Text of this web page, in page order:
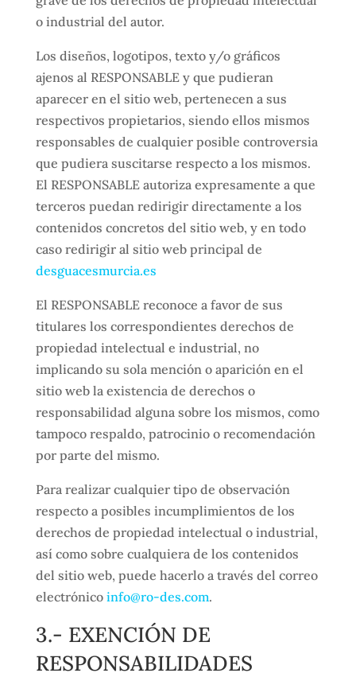
o industrial del autor.
Los diseños, logotipos, texto y/o gráficos
ajenos al RESPONSABLE y que pudieran
aparecer en el sitio web, pertenecen a sus
respectivos propietarios, siendo ellos mismos
responsables de cualquier posible controversia
que pudiera suscitarse respecto a los mismos.
El RESPONSABLE autoriza expresamente a que
terceros puedan redirigir directamente a los
contenidos concretos del sitio web, y en todo
caso redirigir al sitio web principal de
desguacesmurcia.es
El RESPONSABLE reconoce a favor de sus
titulares los correspondientes derechos de
propiedad intelectual e industrial, no
implicando su sola mención o aparición en el
sitio web la existencia de derechos o
responsabilidad alguna sobre los mismos, como
tampoco respaldo, patrocinio o recomendación
por parte del mismo.
Para realizar cualquier tipo de observación
respecto a posibles incumplimientos de los
derechos de propiedad intelectual o industrial,
así como sobre cualquiera de los contenidos
del sitio web, puede hacerlo a través del correo
electrónico info@ro-des.com.
3.- EXENCIÓN DE
RESPONSABILIDADES